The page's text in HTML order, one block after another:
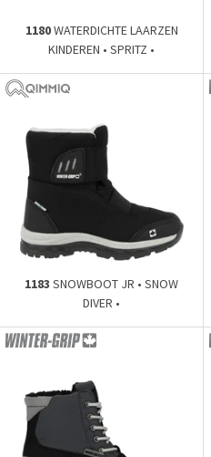
1180WATERDICHTE LAARZEN
KINDEREN • SPRITZ •
1183 SNOWBOOT JR • SNOW
DIVER •